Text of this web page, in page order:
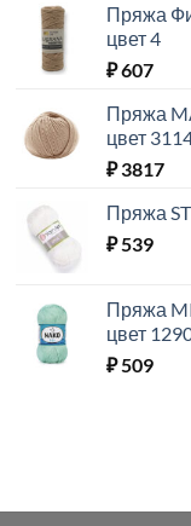
Пряжа
цвет 4
₽607
Пряжа
цвет
₽3817
Пряжа
₽539
Пряжа
цвет
₽509